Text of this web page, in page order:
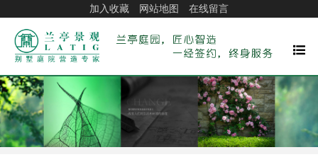
加入收藏 网站地图 在线留言